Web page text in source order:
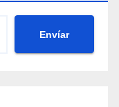
Envíar